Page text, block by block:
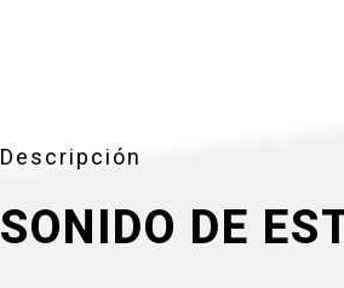
Descripción
SONIDO DE